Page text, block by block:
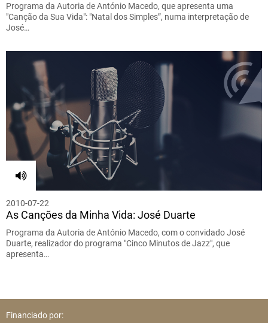
Programa da Autoria de António Macedo, que apresenta uma
"Canção da Sua Vida": "Natal dos Simples”, numa interpretação de
José…
2010-07-22
As Canções da Minha Vida: José Duarte
Programa da Autoria de António Macedo, com o convidado José
Duarte, realizador do programa "Cinco Minutos de Jazz", que
apresenta…
Financiado por: